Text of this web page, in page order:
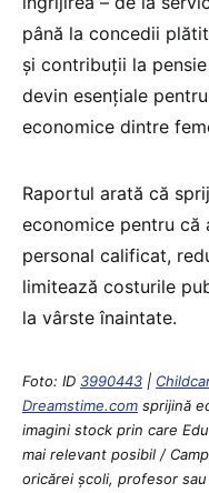
până la concedii
și contribuții la
devin esențiale
economice dintre
Raportul arată că
economice pentru că
personal calificat,
limitează costurile
la vârste înaintate.
Foto: ID 3990443 |
Dreamstime.com sprijină
imagini stock prin care
mai relevant posibil /
oricărei școli, profesor